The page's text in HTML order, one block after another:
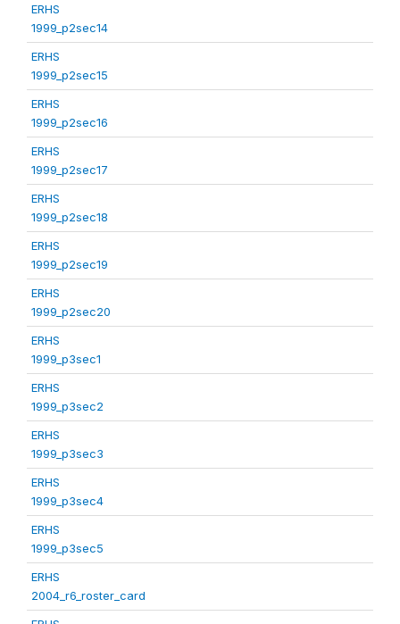
ERHS
1999_p2sec14
ERHS
1999_p2sec15
ERHS
1999_p2sec16
ERHS
1999_p2sec17
ERHS
1999_p2sec18
ERHS
1999_p2sec19
ERHS
1999_p2sec20
ERHS
1999_p3sec1
ERHS
1999_p3sec2
ERHS
1999_p3sec3
ERHS
1999_p3sec4
ERHS
1999_p3sec5
ERHS
2004_r6_roster_card